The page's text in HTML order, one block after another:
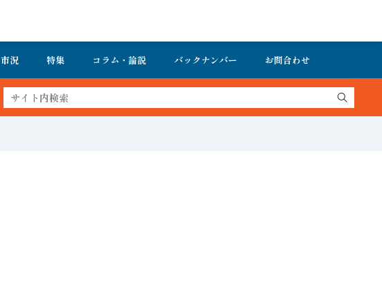
市況 特集 コラム・論説 バックナンバー お問合わせ